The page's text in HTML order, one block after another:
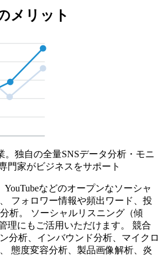
メリット
。独自の全量SNSデータ分析・モニ
門家がビジネスをサポート
YouTubeなどのオープンなソーシャ
フォロワー情報や頻出ワード、投
析。 ソーシャルリスニング（傾
理にもご活用いただけます。 競合
分析、インバウンド分析、マイクロ
態度変容分析、製品画像解析、炎